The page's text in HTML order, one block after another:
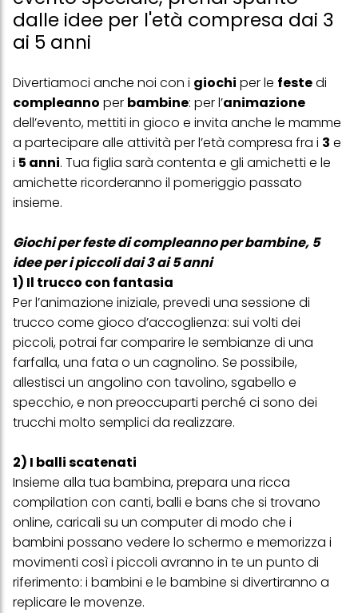
dalle idee per l'età compresa dai 3
ai 5 anni
Divertiamoci anche noi con i giochi per le festedi
compleanno per bambine: per l’animazione
dell’evento, mettiti in gioco e invita anche le mamme
a partecipare alle attività per l’età compresa fra i 3 e
i 5 anni. Tua figlia sarà contenta e gli amichetti e le
amichette ricorderanno il pomeriggio passato
insieme.
Giochi per feste di compleanno per bambine, 5
idee per i piccoli dai 3 ai 5 anni
1) Il trucco con fantasia
Per l’animazione iniziale, prevedi una sessione di
trucco come gioco d’accoglienza: sui volti dei
piccoli, potrai far comparire le sembianze di una
farfalla, una fata o un cagnolino. Se possibile,
allestisci un angolino con tavolino, sgabello e
specchio, e non preoccuparti perché ci sono dei
trucchi molto semplici da realizzare.
2) I balli scatenati
Insieme alla tua bambina, prepara una ricca
compilation con canti, balli e bans che si trovano
online, caricali su un computer di modo che i
bambini possano vedere lo schermo e memorizza i
movimenti così i piccoli avranno in te un punto di
riferimento: i bambini e le bambine si divertiranno a
replicare le movenze.